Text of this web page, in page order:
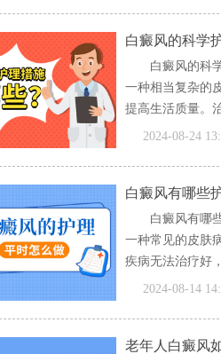
白癜风的科学
白癜风的科
一种相当复杂的
提高生活质量。
[全文]
2024-08-24
白癜风有哪些
白癜风有哪
一种常见的皮肤
疾病无法治疗好
[全文]
2024-08-14
老年人白癜风